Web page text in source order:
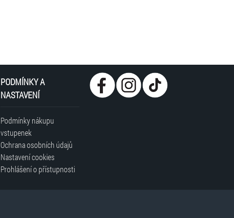
PODMÍNKY A
NASTAVENÍ
Podmínky nákupu
vstupenek
Ochrana osobních údajů
Nastavení cookies
Prohlášení o přístupnosti